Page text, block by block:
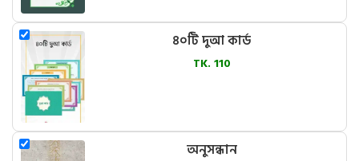
৪০টি দুআ কার্ড
TK. 110
অনুসন্ধান